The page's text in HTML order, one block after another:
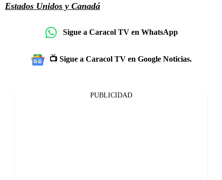
Estados Unidos y Canadá
Sigue a Caracol TV en WhatsApp
📺 Sigue a Caracol TV en Google Noticias.
PUBLICIDAD